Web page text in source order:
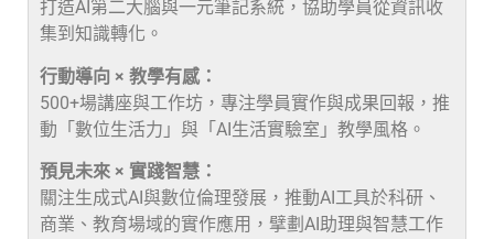
打造AI第二大腦與一元筆記系統，協助學員從資訊收
集到知識轉化。
行動導向 × 教學有感：
500+場講座與工作坊，專注學員實作與成果回報，推
動「數位生活力」與「AI生活實驗室」教學風格。
預見未來 × 實踐智慧：
關注生成式AI與數位倫理發展，推動AI工具於科研、
商業、教育場域的實作應用，擘劃AI助理與智慧工作